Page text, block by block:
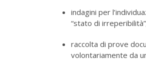
indagini per
“stato di
raccolta di prove
volontariamente da